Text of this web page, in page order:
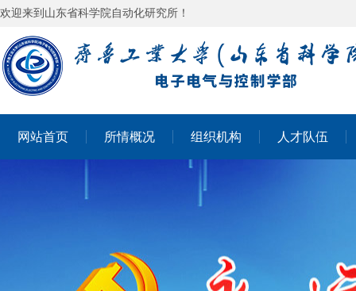
欢迎来到山东省科学院自动化研究所！
网站首页 所情概况 组织机构 人才队伍